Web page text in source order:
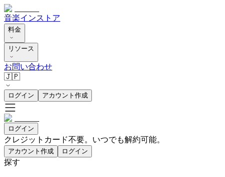
音楽インストア
料金
リソース
お問い合わせ
🇯🇵
ログイン アカウント作成
ログイン
クレジットカード不要。いつでも解約可能。
アカウント作成 ログイン
探す